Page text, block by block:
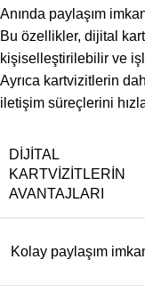
Anında paylaşım
Bu özellikler, dijital
kişiselleştirilebilir ve
Ayrıca kartvizitlerin
iletişim süreçlerini
DIJITAL
KARTVIZITLERIN
AVANTAJLARI
Kolay paylaşım